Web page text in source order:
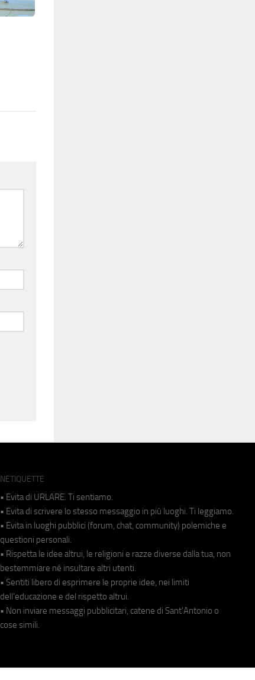
NETIQUETTE
• Evita di URLARE. Ti sentiamo.
• Evita di scrivere lo stesso messaggio in più luoghi. Ti leggiamo.
• Evita in luoghi pubblici (forum, chat, community) polemiche e
questioni personali.
• Rispetta le idee altrui, le religioni e razze diverse dalla tua, non
bestemmiare né insultare altri utenti.
• Sentiti libero di esprimere le proprie idee, nei limiti
dell'educazione e del rispetto altrui.
• Non inviare messaggi pubblicitari, catene di Sant'Antonio o
cose simili.